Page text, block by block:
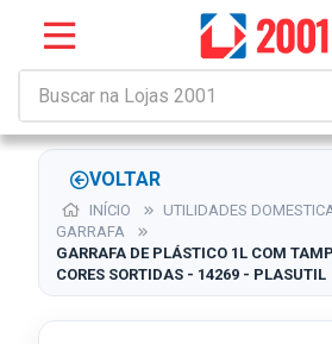
VOLTAR
INÍCIO
UTILIDADES
GARRAFA
GARRAFA DE PLÁSTICO 1L COM
CORES SORTIDAS - 14269 - PLASUTIL